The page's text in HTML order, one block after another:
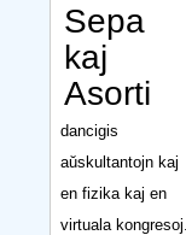
Sepa
kaj
Asorti
dancigis
aŭskultantojn kaj
en fizika kaj en
virtuala kongresoj.